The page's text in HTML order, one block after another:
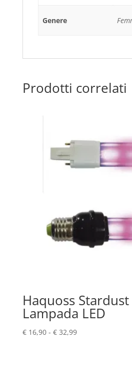
Genere
Prodotti correlati
Haquoss
Lampada LED
€16,90 - €32,99Fascia